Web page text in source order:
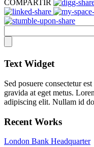
COMPARTIR
Text Widget
Sed posuere consectetur
gravida at eget metus.
adipiscing elit. Nullam id
Recent Works
London Bank Headquarter